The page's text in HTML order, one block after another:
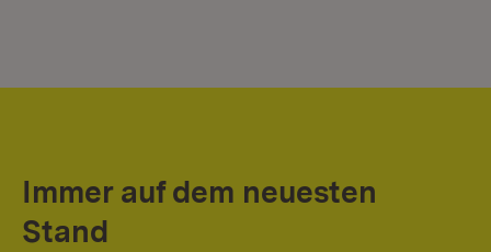
Immer auf dem neuesten
Stand